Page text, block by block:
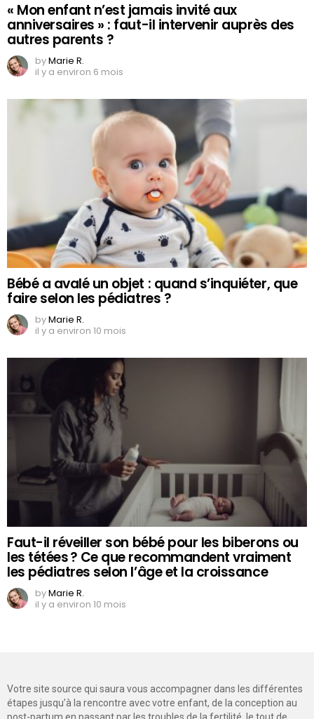
« Mon enfant n’est jamais invité aux
anniversaires » : faut-il intervenir auprès des
autres parents ?
byMarie R.
il y a environ 6 mois
Bébé a avalé un objet : quand s’inquiéter, que
faire selon les pédiatres ?
byMarie R.
il y a environ 10 mois
Faut-il réveiller son bébé pour les biberons ou
les tétées ? Ce que recommandent vraiment
les pédiatres selon l’âge et la croissance
byMarie R.
il y a environ 10 mois
Votre site source qui saura vous accompagner dans les différentes
étapes jusqu’à la rencontre avec votre enfant, de la conception au